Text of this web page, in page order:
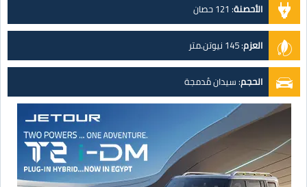
الأحصنة: 121 حصان
العزم:145 نيوتن.متر
الحجم:سيدان مُدمجة